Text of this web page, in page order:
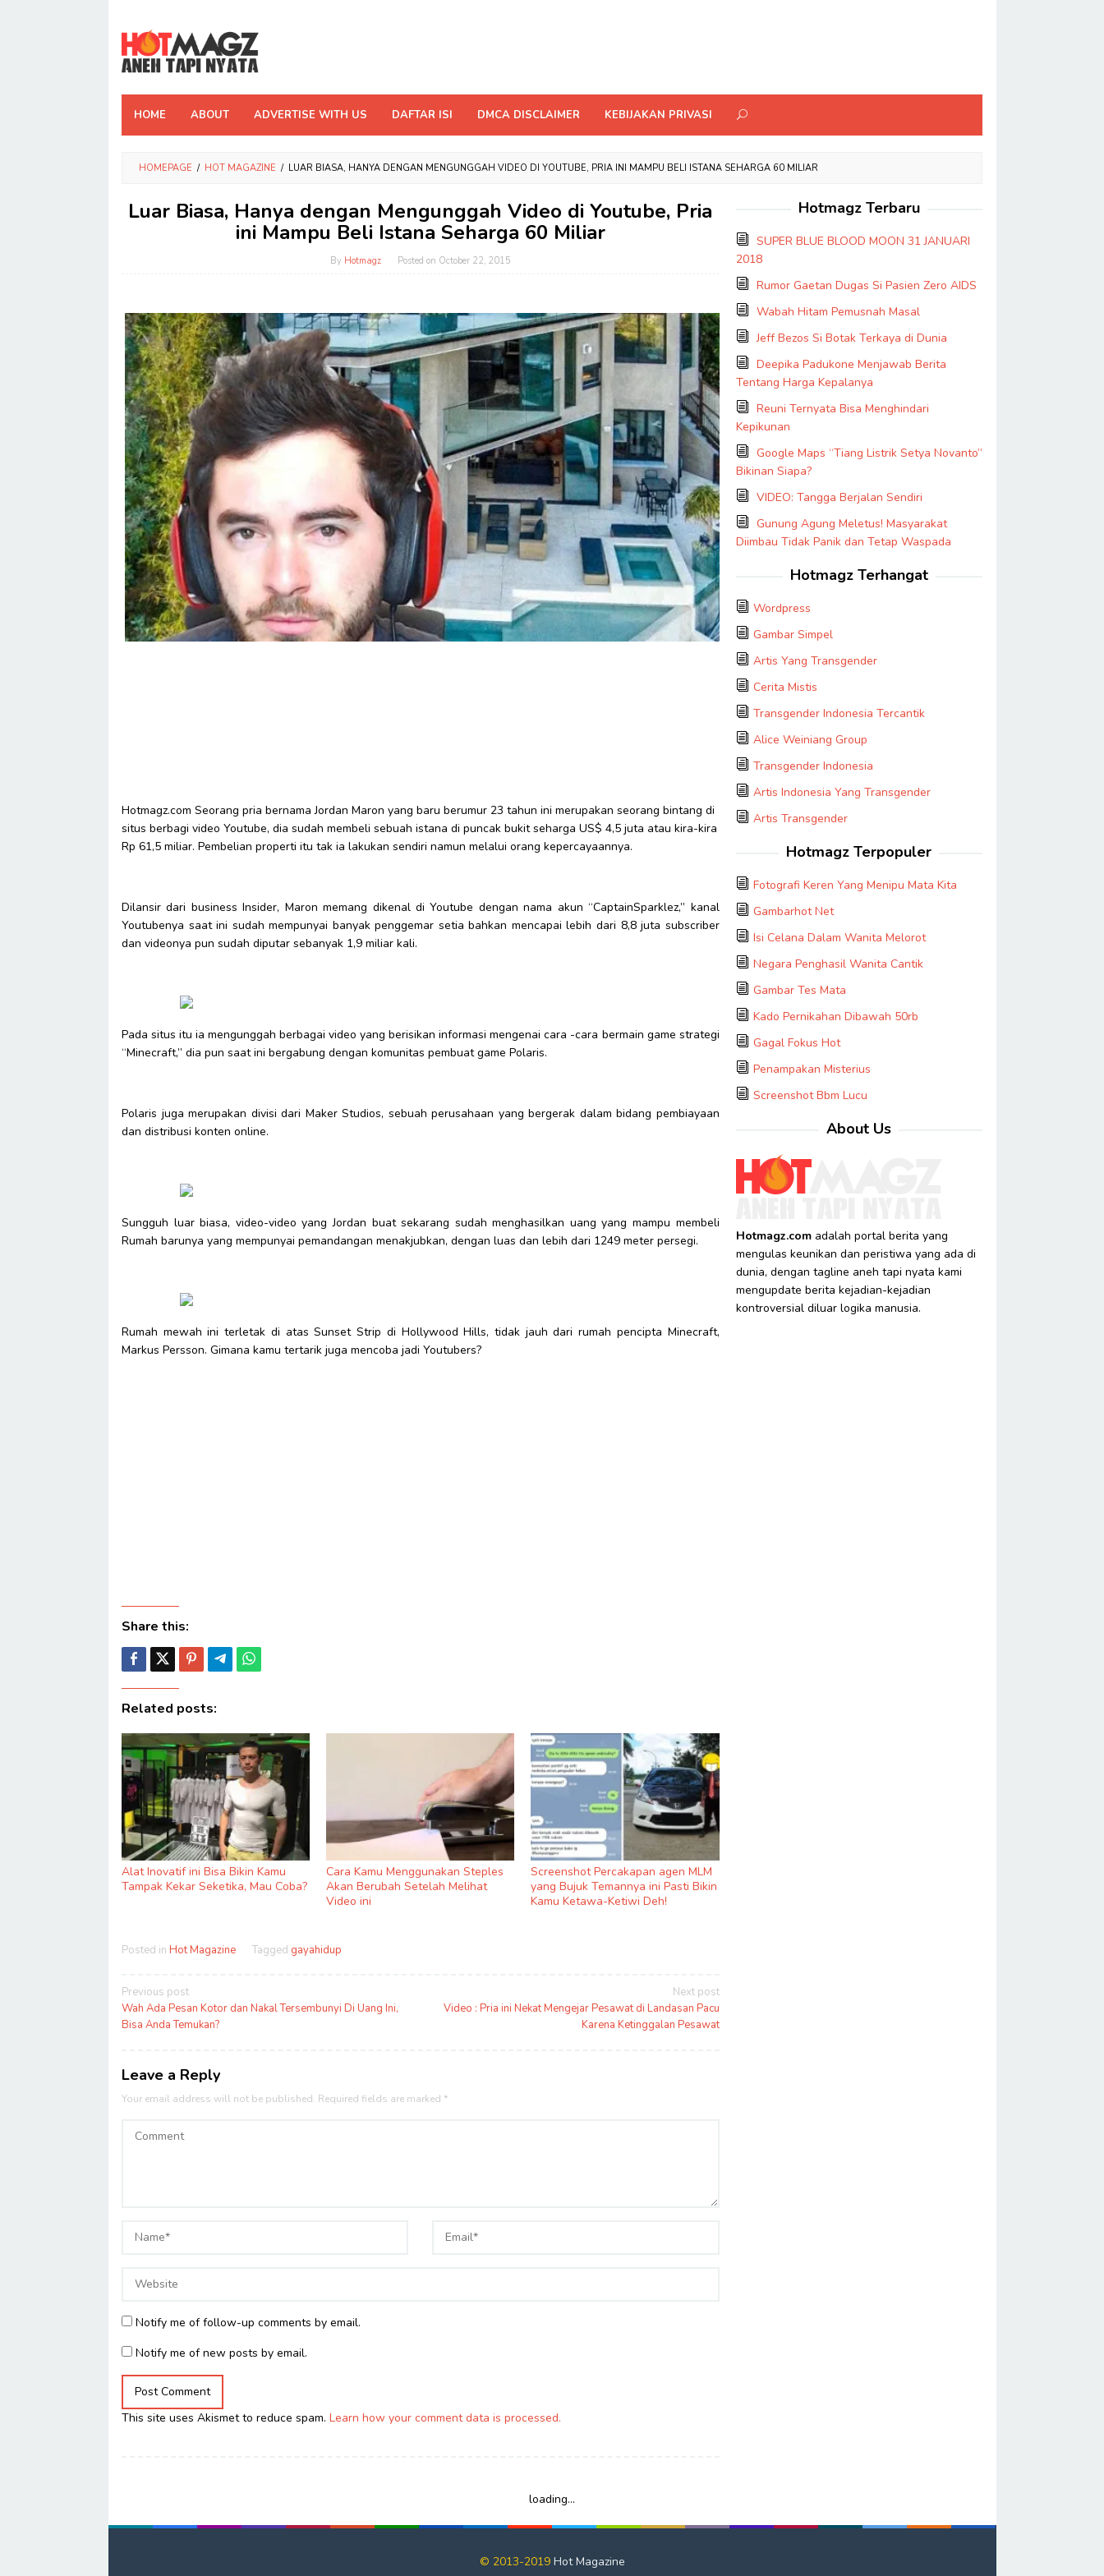
content
HOME ABOUT ADVERTISE WITH US DAFTAR ISI DMCA DISCLAIMER KEBIJAKAN PRIVASI
HOMEPAGE / HOT MAGAZINE / LUAR BIASA, HANYA DENGAN MENGUNGGAH VIDEO DI YOUTUBE, PRIA INI MAMPU BELI ISTANA SEHARGA 60 MILIAR
Luar Biasa, Hanya dengan Mengunggah Video di Youtube, Pria
ini Mampu Beli Istana Seharga 60 Miliar
By Hotmagz Posted on October 22, 2015
Hotmagz.com Seorang pria bernama Jordan Maron yang baru berumur 23 tahun ini merupakan seorang bintang di
situs berbagi video Youtube, dia sudah membeli sebuah istana di puncak bukit seharga US$ 4,5 juta atau kira-kira
Rp 61,5 miliar. Pembelian properti itu tak ia lakukan sendiri namun melalui orang kepercayaannya.
Dilansir dari business Insider, Maron memang dikenal di Youtube dengan nama akun “CaptainSparklez,” kanal
Youtubenya saat ini sudah mempunyai banyak penggemar setia bahkan mencapai lebih dari 8,8 juta subscriber
dan videonya pun sudah diputar sebanyak 1,9 miliar kali.
Pada situs itu ia mengunggah berbagai video yang berisikan informasi mengenai cara -cara bermain game strategi
“Minecraft,” dia pun saat ini bergabung dengan komunitas pembuat game Polaris.
Polaris juga merupakan divisi dari Maker Studios, sebuah perusahaan yang bergerak dalam bidang pembiayaan
dan distribusi konten online.
Sungguh luar biasa, video-video yang Jordan buat sekarang sudah menghasilkan uang yang mampu membeli
Rumah barunya yang mempunyai pemandangan menakjubkan, dengan luas dan lebih dari 1249 meter persegi.
Rumah mewah ini terletak di atas Sunset Strip di Hollywood Hills, tidak jauh dari rumah pencipta Minecraft,
Markus Persson. Gimana kamu tertarik juga mencoba jadi Youtubers?
Share this:
Related posts:
Alat Inovatif ini Bisa Bikin Kamu
Tampak Kekar Seketika, Mau Coba?
Cara Kamu Menggunakan Steples
Akan Berubah Setelah Melihat
Video ini
Screenshot Percakapan agen MLM
yang Bujuk Temannya ini Pasti Bikin
Kamu Ketawa-Ketiwi Deh!
Posted in Hot Magazine Tagged gayahidup
Post
navigation
Previous post
Wah Ada Pesan Kotor dan Nakal Tersembunyi Di Uang Ini,
Bisa Anda Temukan?
Next post
Video : Pria ini Nekat Mengejar Pesawat di Landasan Pacu
Karena Ketinggalan Pesawat
Leave a Reply
Your email address will not be published. Required fields are marked *
Notify me of follow-up comments by email.
Notify me of new posts by email.
This site uses Akismet to reduce spam. Learn how your comment data is processed.
Hotmagz Terbaru
SUPER BLUE BLOOD MOON 31 JANUARI
2018
Rumor Gaetan Dugas Si Pasien Zero AIDS
Wabah Hitam Pemusnah Masal
Jeff Bezos Si Botak Terkaya di Dunia
Deepika Padukone Menjawab Berita
Tentang Harga Kepalanya
Reuni Ternyata Bisa Menghindari
Kepikunan
Google Maps “Tiang Listrik Setya Novanto”
Bikinan Siapa?
VIDEO: Tangga Berjalan Sendiri
Gunung Agung Meletus! Masyarakat
Diimbau Tidak Panik dan Tetap Waspada
Hotmagz Terhangat
Wordpress
Gambar Simpel
Artis Yang Transgender
Cerita Mistis
Transgender Indonesia Tercantik
Alice Weiniang Group
Transgender Indonesia
Artis Indonesia Yang Transgender
Artis Transgender
Hotmagz Terpopuler
Fotografi Keren Yang Menipu Mata Kita
Gambarhot Net
Isi Celana Dalam Wanita Melorot
Negara Penghasil Wanita Cantik
Gambar Tes Mata
Kado Pernikahan Dibawah 50rb
Gagal Fokus Hot
Penampakan Misterius
Screenshot Bbm Lucu
About Us
Hotmagz.comadalah portal berita yang
mengulas keunikan dan peristiwa yang ada di
dunia, dengan tagline aneh tapi nyata kami
mengupdate berita kejadian-kejadian
kontroversial diluar logika manusia.
loading...
© 2013-2019 Hot Magazine